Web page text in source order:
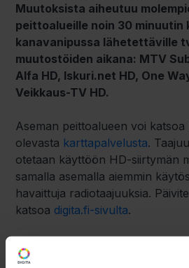
Muutoksista aiheutuu
peittoalueille noin 30 minuutin
kanavanipussa lähetettäville
muutostöiden aikana: MTV
Alfa HD, Iskuri.net HD, One
Veikkaus-TV HD.
Aseman peittoalueen voi katsoa
olevasta karttapalvelusta.
otetaan käyttöön HD-siirtymän
samalla asemalla aiemmin
havaittuja radiotaajuuksia.
katsoa digita.fi-sivulta.
tarvittaessa tehdä kanavahaku.​